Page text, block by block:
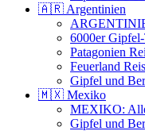
🇦🇷 Argentinien
6000er
Patagonien
Feuerland
Gipfel und
🇲🇽 Mexiko
MEXIKO:
Gipfel und